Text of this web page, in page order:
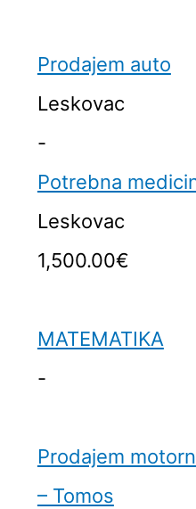
Prodajem auto
Leskovac
-
Potrebna
Leskovac
1,500.00€
MATEMATIKA
-
Prodajem
– Tomos